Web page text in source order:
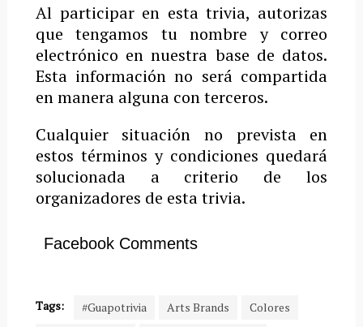
Al participar en esta trivia, autorizas
que tengamos tu nombre y correo
electrónico en nuestra base de datos.
Esta información no será compartida
en manera alguna con terceros.
Cualquier situación no prevista en
estos términos y condiciones quedará
solucionada a criterio de los
organizadores de esta trivia.
Facebook Comments
Tags: #Guapotrivia Arts Brands
Colores